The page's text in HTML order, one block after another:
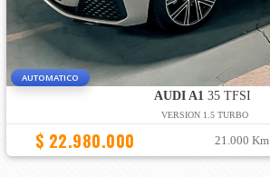
AUTOMATICO
AUDI A1 35 TFSI
VERSION 1.5 TURBO
$ 22.980.000 21.000 Km